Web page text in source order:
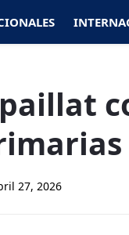
27, 2026